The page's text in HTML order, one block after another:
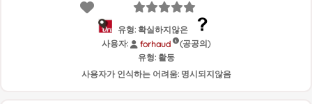
유형: 확실하지않은
사용자:
forhaud
(공공의)
유형: 활동
사용자가 인식하는 어려움: 명시되지않음